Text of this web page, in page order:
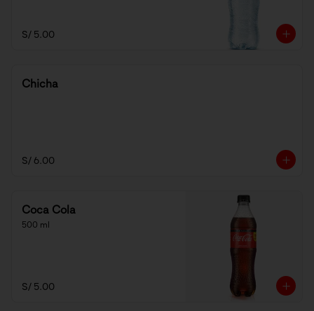
S/ 5.00
Chicha
S/ 6.00
Coca Cola
500 ml
S/ 5.00